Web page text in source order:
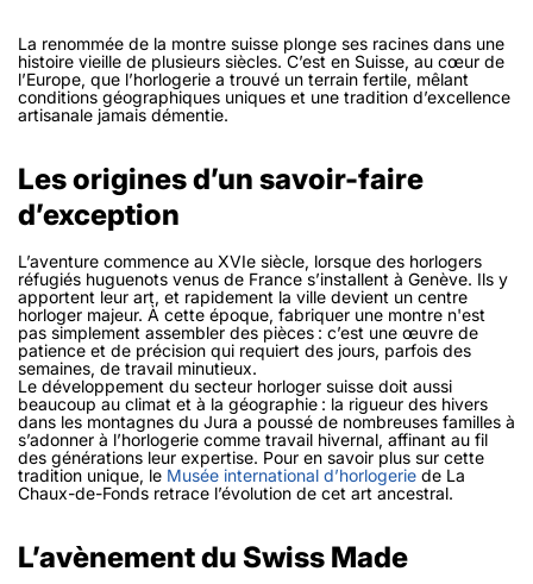
La renommée de la montre suisse plonge ses racines dans une
histoire vieille de plusieurs siècles. C’est en Suisse, au cœur de
l’Europe, que l’horlogerie a trouvé un terrain fertile, mêlant
conditions géographiques uniques et une tradition d’excellence
artisanale jamais démentie.
Les origines d’un savoir-faire
d’exception
L’aventure commence au XVIe siècle, lorsque des horlogers
réfugiés huguenots venus de France s’installent à Genève. Ils y
apportent leur art, et rapidement la ville devient un centre
horloger majeur. À cette époque, fabriquer une montre n'est
pas simplement assembler des pièces : c’est une œuvre de
patience et de précision qui requiert des jours, parfois des
semaines, de travail minutieux.
Le développement du secteur horloger suisse doit aussi
beaucoup au climat et à la géographie : la rigueur des hivers
dans les montagnes du Jura a poussé de nombreuses familles à
s’adonner à l’horlogerie comme travail hivernal, affinant au fil
des générations leur expertise. Pour en savoir plus sur cette
tradition unique, le Musée international d’horlogerie de La
Chaux-de-Fonds retrace l’évolution de cet art ancestral.
L’avènement du Swiss Made